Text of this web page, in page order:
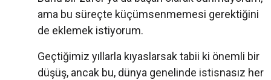
ama bu süreçte küçümsenmemesi gerektiğini
de eklemek istiyorum.
Geçtiğimiz yıllarla kıyaslarsak tabii ki önemli bir
düşüş, ancak bu, dünya genelinde istisnasız her